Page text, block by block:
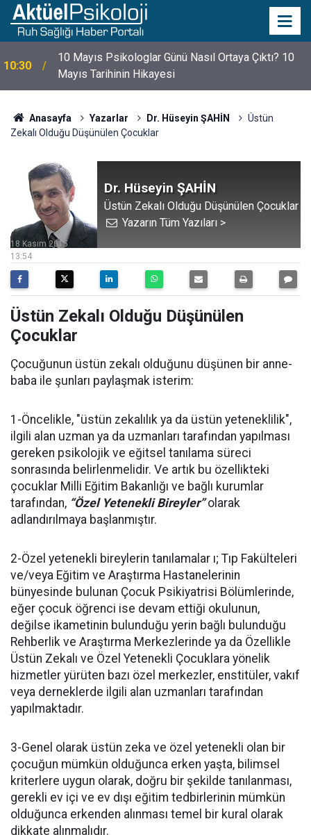
10:30
10 Mayıs Psikologlar Günü Nasıl Ortaya Çıktı? 10
Mayıs Tarihinin Hikayesi
Anasayfa Yazarlar Dr. Hüseyin ŞAHİN
Üstün
Zekalı Olduğu Düşünülen Çocuklar
Dr. Hüseyin ŞAHİN
Üstün Zekalı Olduğu Düşünülen Çocuklar
Yazarın Tüm Yazıları >
13:54
18 Kasım 2015
Üstün Zekalı Olduğu Düşünülen
Çocuklar
Çocuğunun üstün zekalı olduğunu düşünen bir anne-
baba ile şunları paylaşmak isterim:
1-Öncelikle, "üstün zekalılık ya da üstün yeteneklilik",
ilgili alan uzman ya da uzmanları tarafından yapılması
gereken psikolojik ve eğitsel tanılama süreci
sonrasında belirlenmelidir. Ve artık bu özellikteki
çocuklar Milli Eğitim Bakanlığı ve bağlı kurumlar
tarafından, “Özel Yetenekli Bireyler”olarak
adlandırılmaya başlanmıştır.
2-Özel yetenekli bireylerin tanılamalar ı; Tıp Fakülteleri
ve/veya Eğitim ve Araştırma Hastanelerinin
bünyesinde bulunan Çocuk Psikiyatrisi Bölümlerinde,
eğer çocuk öğrenci ise devam ettiği okulunun,
değilse ikametinin bulunduğu yerin bağlı bulunduğu
Rehberlik ve Araştırma Merkezlerinde ya da Özellikle
Üstün Zekalı ve Özel Yetenekli Çocuklara yönelik
hizmetler yürüten bazı özel merkezler, enstitüler, vakıf
veya derneklerde ilgili alan uzmanları tarafından
yapılmaktadır.
3-Genel olarak üstün zeka ve özel yetenekli olan bir
çocuğun mümkün olduğunca erken yaşta, bilimsel
kriterlere uygun olarak, doğru bir şekilde tanılanması,
gerekli ev içi ve ev dışı eğitim tedbirlerinin mümkün
olduğunca erkenden alınması temel bir kural olarak
dikkate alınmalıdır.